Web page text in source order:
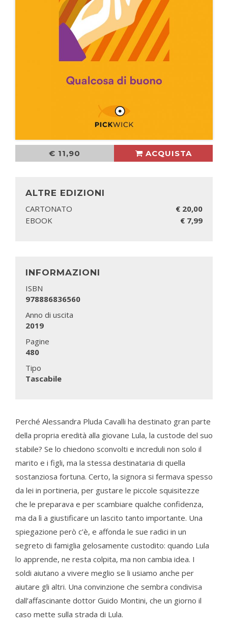
€ 11,90 ACQUISTA
ALTRE EDIZIONI
CARTONATO
€ 20,00
EBOOK
€ 7,99
INFORMAZIONI
ISBN
978886836560
Anno di uscita
2019
Pagine
480
Tipo
Tascabile
Perché Alessandra Pluda Cavalli ha destinato gran parte
della propria eredità alla giovane Lula, la custode del suo
stabile? Se lo chiedono sconvolti e increduli non solo il
marito e i figli, ma la stessa destinataria di quella
sostanziosa fortuna. Certo, la signora si fermava spesso
da lei in portineria, per gustare le piccole squisitezze
che le preparava e per scambiare qualche confidenza,
ma da lì a giustificare un lascito tanto importante. Una
spiegazione però c’è, e affonda le sue radici in un
segreto di famiglia gelosamente custodito: quando Lula
lo apprende, ne resta colpita, ma non cambia idea. I
soldi aiutano a vivere meglio se li usiamo anche per
aiutare gli altri. Una convinzione che sembra condivisa
dall’affascinante dottor Guido Montini, che un giorno il
caso mette sulla strada di Lula.